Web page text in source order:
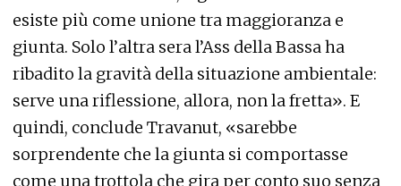
esiste più come unione tra maggioranza e
giunta. Solo l’altra sera l’Ass della Bassa ha
ribadito la gravità della situazione ambientale:
serve una riflessione, allora, non la fretta». E
quindi, conclude Travanut, «sarebbe
sorprendente che la giunta si comportasse
come una trottola che gira per conto suo senza